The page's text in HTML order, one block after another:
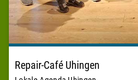
Repair-Café Uhingen